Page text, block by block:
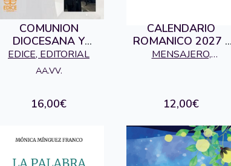
COMUNION
DIOCESANA Y
EVANGELIZACION
POR UNA PASTORAL
EDICE, EDITORIAL
AA.VV.
16,00€
CALENDARIO
ROMANICO 2027 -
PARED
MENSAJERO,
12,00€